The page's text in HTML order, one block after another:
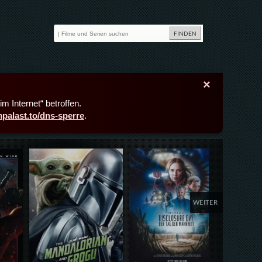
×
Internet“ betroffen.
dns-sperre.
Details,Play Details,Play
WEITER